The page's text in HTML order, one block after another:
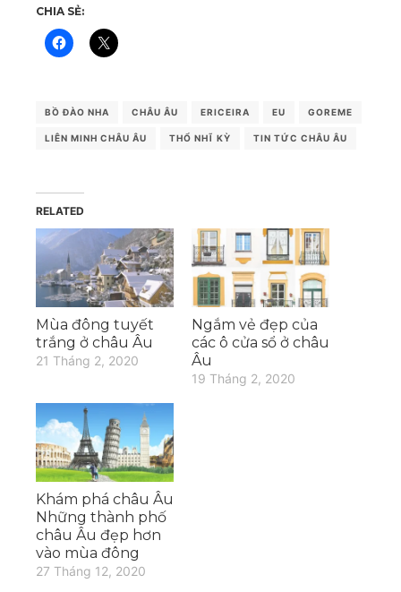
CHIA SẺ:
BỒ ĐÀO NHA CHÂU ÂU ERICEIRA EU GOREME
LIÊN MINH CHÂU ÂU THỔ NHĨ KỲ TIN TỨC CHÂU ÂU
RELATED
Mùa đông tuyết
trắng ở châu Âu
21 Tháng 2, 2020
Ngắm vẻ đẹp của
các ô cửa sổ ở châu
Âu
19 Tháng 2, 2020
Khám phá châu Âu
Những thành phố
châu Âu đẹp hơn
vào mùa đông
27 Tháng 12, 2020